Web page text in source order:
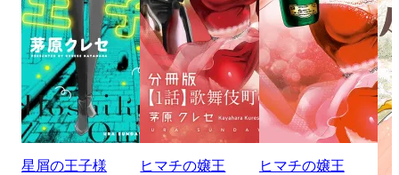
星屑の王子様
ヒマチの嬢王
ヒマチの嬢王